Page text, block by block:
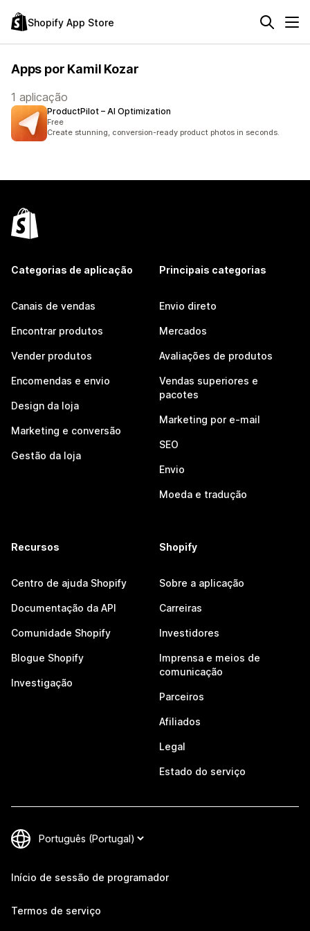
Shopify App Store
Apps por Kamil Kozar
1 aplicação
ProductPilot – AI Optimization
Free
Create stunning, conversion-ready product photos in seconds.
Categorias de aplicação
Canais de vendas
Encontrar produtos
Vender produtos
Encomendas e envio
Design da loja
Marketing e conversão
Gestão da loja
Principais categorias
Envio direto
Mercados
Avaliações de produtos
Vendas superiores e
pacotes
Marketing por e-mail
SEO
Envio
Moeda e tradução
Recursos
Centro de ajuda Shopify
Documentação da API
Comunidade Shopify
Blogue Shopify
Investigação
Shopify
Sobre a aplicação
Carreiras
Investidores
Imprensa e meios de
comunicação
Parceiros
Afiliados
Legal
Estado do serviço
Início de sessão de programador
Termos de serviço